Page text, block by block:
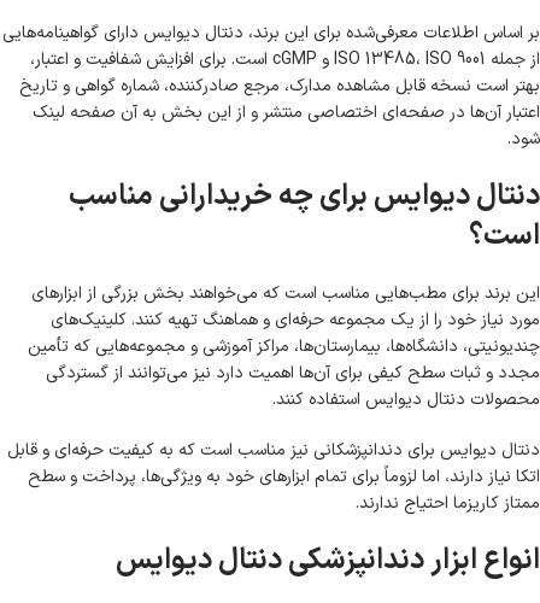
بر اساس اطلاعات معرفی‌شده برای این برند، دنتال دیوایس دارای گواهینامه‌هایی
از جمله ISO 13485، ISO 9001 و cGMP است. برای افزایش شفافیت و اعتبار،
بهتر است نسخه قابل مشاهده مدارک، مرجع صادرکننده، شماره گواهی و تاریخ
اعتبار آن‌ها در صفحه‌ای اختصاصی منتشر و از این بخش به آن صفحه لینک
شود.
دنتال دیوایس برای چه خریدارانی مناسب
است؟
این برند برای مطب‌هایی مناسب است که می‌خواهند بخش بزرگی از ابزارهای
مورد نیاز خود را از یک مجموعه حرفه‌ای و هماهنگ تهیه کنند. کلینیک‌های
چندیونیتی، دانشگاه‌ها، بیمارستان‌ها، مراکز آموزشی و مجموعه‌هایی که تأمین
مجدد و ثبات سطح کیفی برای آن‌ها اهمیت دارد نیز می‌توانند از گستردگی
محصولات دنتال دیوایس استفاده کنند.
دنتال دیوایس برای دندانپزشکانی نیز مناسب است که به کیفیت حرفه‌ای و قابل
اتکا نیاز دارند، اما لزوماً برای تمام ابزارهای خود به ویژگی‌ها، پرداخت و سطح
ممتاز کاریزما احتیاج ندارند.
انواع ابزار دندانپزشکی دنتال دیوایس